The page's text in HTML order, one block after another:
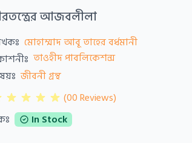
আজবলীলা
মোহাম্মাদ আবূ তাহের বর্ধমানী
তাওহীদ পাবলিকেশন্স
জীবনী গ্রন্থ
(00 Reviews)
In Stock